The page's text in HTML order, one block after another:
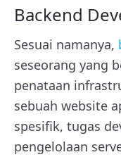
Backend
Sesuai namanya,
seseorang yang
penataan
sebuah website
spesifik, tugas
pengelolaan